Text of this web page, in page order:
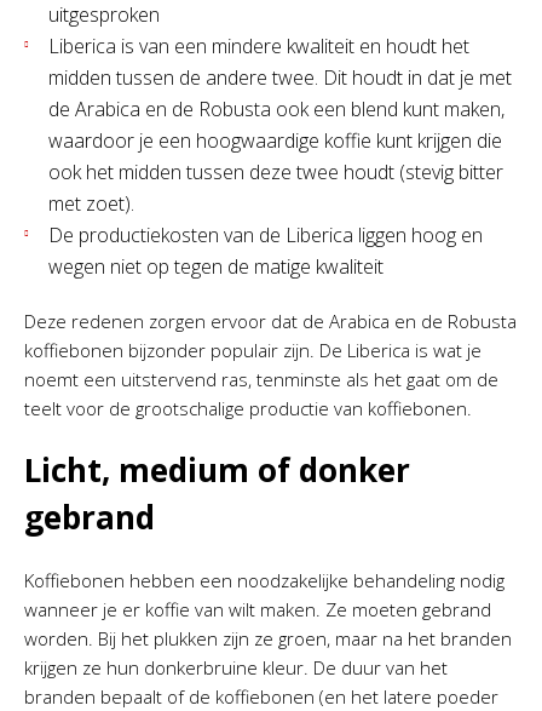
uitgesproken
Liberica is van een mindere kwaliteit en houdt het
midden tussen de andere twee. Dit houdt in dat je met
de Arabica en de Robusta ook een blend kunt maken,
waardoor je een hoogwaardige koffie kunt krijgen die
ook het midden tussen deze twee houdt (stevig bitter
met zoet).
De productiekosten van de Liberica liggen hoog en
wegen niet op tegen de matige kwaliteit
Deze redenen zorgen ervoor dat de Arabica en de Robusta
koffiebonen bijzonder populair zijn. De Liberica is wat je
noemt een uitstervend ras, tenminste als het gaat om de
teelt voor de grootschalige productie van koffiebonen.
Licht, medium of donker
gebrand
Koffiebonen hebben een noodzakelijke behandeling nodig
wanneer je er koffie van wilt maken. Ze moeten gebrand
worden. Bij het plukken zijn ze groen, maar na het branden
krijgen ze hun donkerbruine kleur. De duur van het
branden bepaalt of de koffiebonen (en het latere poeder